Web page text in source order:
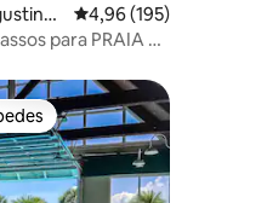
avaliações4,96 de uma avaliação
4,96 (195)
para PRAIA e
dos hóspedes